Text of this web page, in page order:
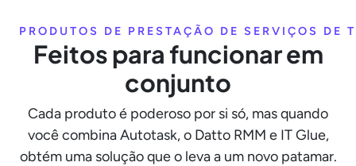
PRODUTOS DE PRESTAÇÃO DE SERVIÇOS DE
Feitos para funcionar em
conjunto
Cada produto é poderoso por si só, mas quando
você combina Autotask, o Datto RMM e IT Glue,
obtém uma solução que o leva a um novo patamar.